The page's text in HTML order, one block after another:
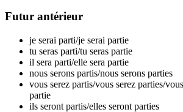
Futur antérieur
je serai parti/je serai partie
tu seras parti/tu seras partie
il sera parti/elle sera partie
nous serons partis/nous serons parties
vous serez partis/vous serez parties/
partie
ils seront partis/elles seront parties